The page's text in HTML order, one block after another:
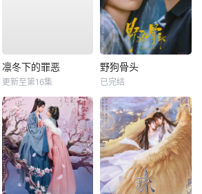
凛冬下的罪恶
更新至第16集
野狗骨头
已完结